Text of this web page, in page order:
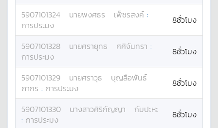
5907101324 นายพงศธร เพ็ชรสงค์ :
การประมง
8ชั่วโมง
5907101328 นายศรายุทธ ศศิจันทรา :
การประมง
8ชั่วโมง
5907101329 นายศราวุธ
บุญลือพันธ์
ภากร : การประมง 8ชั่วโมง
5907101330 นางสาวศิริกัญญา
กัมปะหะ
: การประมง 8ชั่วโมง